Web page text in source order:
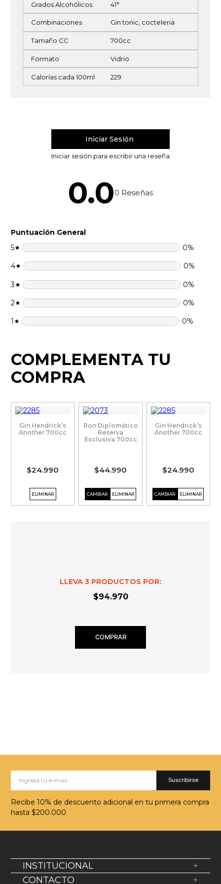
Grados Alcohólicos 41°
Combinaciones Gin tonic, cocteleria
Tamaño CC 700cc
Formato Vidrio
Calorías cada 100ml 229
0.00 Reseñas
Puntuación General
5
0%
4 0%
3 0%
2 0%
1 0%
COMPLEMENTA TU
COMPRA
Gin Hendrick’s
Another 700cc
$24.990
Gin Hendrick’s
Another 700cc
$24.990
Ron Diplomático
Reserva
Exclusiva 700cc
$44.990
LLEVA 3 PRODUCTOS POR:
$94.970
COMPRAR
Suscribirse
Recibe 10% de descuento adicional en tu primera compra
hasta $200.000
INSTITUCIONAL +
Sobre Nosotros
CONTACTO +